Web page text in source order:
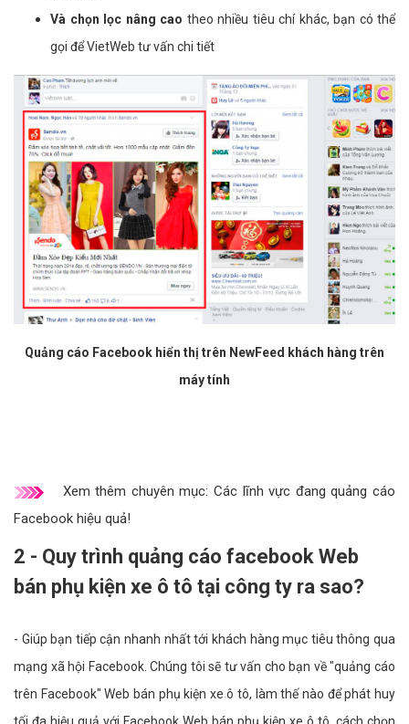
Và chọn lọc nâng cao theo nhiều tiêu chí khác, bạn có thể
gọi để VietWeb tư vấn chi tiết
Quảng cáo Facebook hiển thị trên NewFeed khách hàng trên
máy tính
Xem thêm chuyên mục: Các lĩnh vực đang quảng cáo
Facebook hiệu quả!
2 - Quy trình quảng cáo facebook Web
bán phụ kiện xe ô tô tại công ty ra sao?
- Giúp bạn tiếp cận nhanh nhất tới khách hàng mục tiêu thông qua
mạng xã hội Facebook. Chúng tôi sẽ tư vấn cho bạn về "quảng cáo
trên Facebook" Web bán phụ kiện xe ô tô, làm thế nào để phát huy